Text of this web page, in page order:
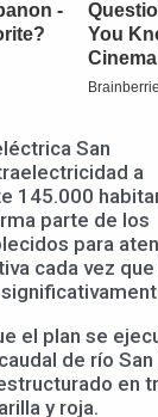
San
a
145.000
parte de los
para
cada vez que
el plan se
de río
en
y roja.